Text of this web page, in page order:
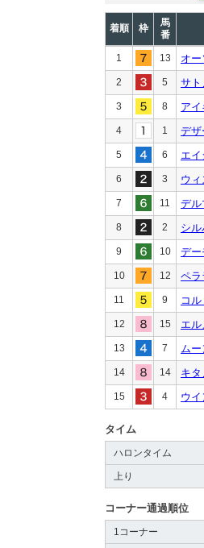
着順 枠
馬
番
1 13 オー
2 5 サト
3 8 アイ
4 1 デザ
5 6 エ
6 3 ウ
7 11 デル
8 2 シ
9 10 デー
10 12 ペラ
11 9 コ
12 15 エル
13 7 ム
14 14 キ
15 4 ウイ
タイム
ハロンタイム
上り
コーナー通過順位
1コーナー